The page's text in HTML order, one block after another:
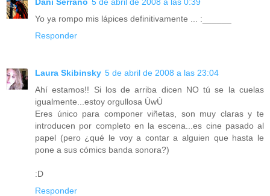
Yo ya rompo mis lápices definitivamente ... :______
Responder
Laura Skibinsky 5 de abril de 2008 a las 23:04
Ahí estamos!! Si los de arriba dicen NO tú se la cuelas
igualmente...estoy orgullosa ÙwÚ
Eres único para componer viñetas, son muy claras y te
introducen por completo en la escena...es cine pasado al
papel (pero ¿qué le voy a contar a alguien que hasta le
pone a sus cómics banda sonora?)
:D
Responder